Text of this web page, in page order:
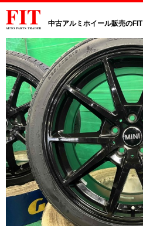
中古アルミホイール販売のFIT